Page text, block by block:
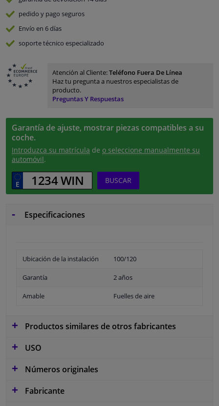
pedido y pago seguros
Envío en 6 días
soporte técnico especializado
Atención al Cliente:Teléfono Fuera De Línea
Haz tu pregunta a nuestros especialistas de
producto.
Preguntas Y Respuestas
Garantía de ajuste, mostrar piezas compatibles a su
coche.
Introduzca su matrícula de o seleccione manualmente su
automóvil.
BUSCAR
Especificaciones
Ubicación de la instalación 100/120
Garantía 2 años
Amable Fuelles de aire
Productos similares de otros fabricantes
USO
Números originales
Fabricante